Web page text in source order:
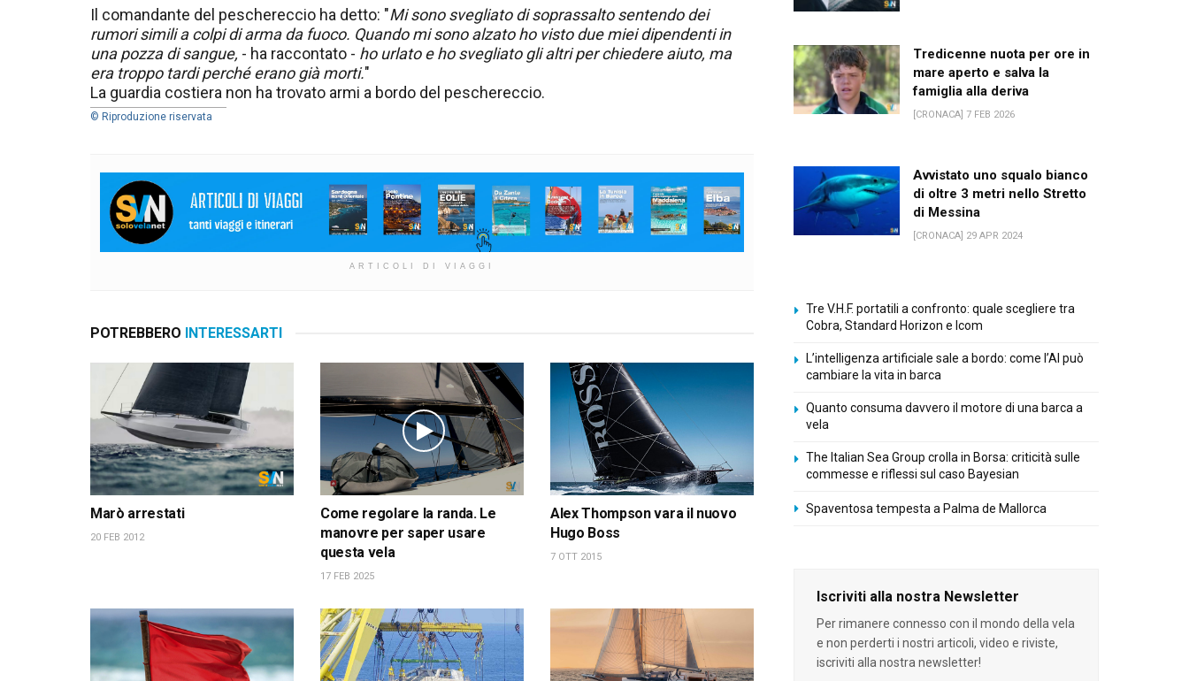
Il comandante del peschereccio ha detto: "Mi sono svegliato di soprassalto sentendo dei
rumori simili a colpi di arma da fuoco. Quando mi sono alzato ho visto due miei dipendenti in
una pozza di sangue, - ha raccontato - ho urlato e ho svegliato gli altri per chiedere aiuto, ma
era troppo tardi perché erano già morti."
La guardia costiera non ha trovato armi a bordo del peschereccio.
© Riproduzione riservata
ARTICOLI DI VIAGGI
POTREBBERO INTERESSARTI
Marò arrestati
20 FEB 2012
Come regolare la randa. Le
manovre per saper usare
questa vela
17 FEB 2025
Alex Thompson vara il nuovo
Hugo Boss
7 OTT 2015
Tredicenne nuota per ore in
mare aperto e salva la
famiglia alla deriva
[CRONACA] 7 FEB 2026
Avvistato uno squalo bianco
di oltre 3 metri nello Stretto
di Messina
[CRONACA] 29 APR 2024
Tre V.H.F. portatili a confronto: quale scegliere tra
Cobra, Standard Horizon e Icom
L’intelligenza artificiale sale a bordo: come l’AI può
cambiare la vita in barca
Quanto consuma davvero il motore di una barca a
vela
The Italian Sea Group crolla in Borsa: criticità sulle
commesse e riflessi sul caso Bayesian
Spaventosa tempesta a Palma de Mallorca
Iscriviti alla nostra Newsletter
Per rimanere connesso con il mondo della vela
e non perderti i nostri articoli, video e riviste,
iscriviti alla nostra newsletter!